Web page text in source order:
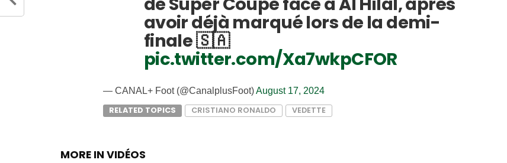
avoir déjà marqué lors de la demi-
finale 🇸🇦
pic.twitter.com/Xa7wkpCFOR
— CANAL+ Foot (@CanalplusFoot)August 17, 2024
RELATED TOPICS
CRISTIANO RONALDO VEDETTE
MORE IN VIDÉOS